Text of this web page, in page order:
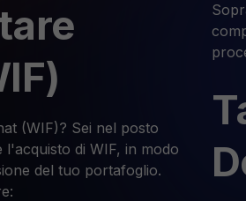
(WIF)? Sei nel posto
di WIF, in modo
del tuo portafoglio.